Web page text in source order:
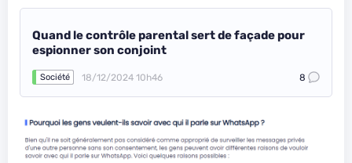
Quand le contrôle parental sert de façade pour
espionner son conjoint
Société 18/12/2024 10h46 8